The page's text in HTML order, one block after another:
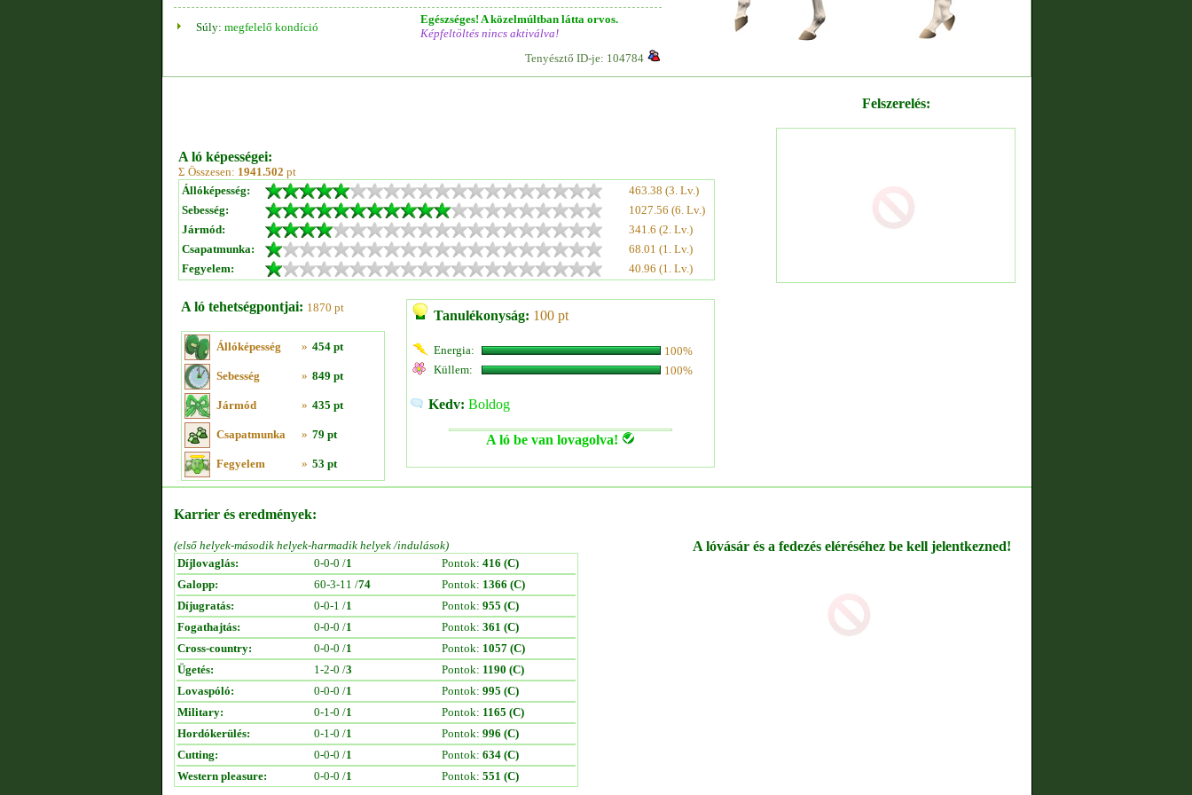
Súly: megfelelő kondíció
Egészséges! A közelmúltban látta orvos.
Képfeltöltés nincs aktiválva!
Tenyésztő ID-je: 104784
A ló képességei:
Σ Összesen: 1941.502 pt
Állóképesség:
463.38 (3. Lv.)
Sebesség:
1027.56 (6. Lv.)
Jármód:
341.6 (2. Lv.)
Csapatmunka:
68.01 (1. Lv.)
Fegyelem:
40.96 (1. Lv.)
A ló tehetségpontjai: 1870 pt
Állóképesség » 454 pt
Sebesség » 849 pt
Jármód » 435 pt
Csapatmunka » 79 pt
Fegyelem » 53 pt
Tanulékonyság: 100 pt
Energia:
100%
Küllem:
100%
Kedv: Boldog
A ló be van lovagolva!
Felszerelés:
Karrier és eredmények:
(első helyek-második helyek-harmadik helyek /indulások)
Díjlovaglás:
0-0-0 /1 Pontok: 416 (C)
Galopp:
60-3-11 /74 Pontok: 1366 (C)
Díjugratás:
0-0-1 /1 Pontok: 955 (C)
Fogathajtás:
0-0-0 /1 Pontok: 361 (C)
Cross-country:
0-0-0 /1 Pontok: 1057 (C)
Ügetés:
1-2-0 /3 Pontok: 1190 (C)
Lovaspóló:
0-0-0 /1 Pontok: 995 (C)
Military:
0-1-0 /1 Pontok: 1165 (C)
Hordókerülés:
0-1-0 /1 Pontok: 996 (C)
Cutting:
0-0-0 /1 Pontok: 634 (C)
Western pleasure:
0-0-0 /1 Pontok: 551 (C)
A lóvásár és a fedezés eléréséhez be kell jelentkezned!